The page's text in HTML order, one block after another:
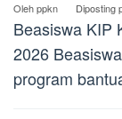
Olehppkn Diposting
Beasiswa KIP
2026
program